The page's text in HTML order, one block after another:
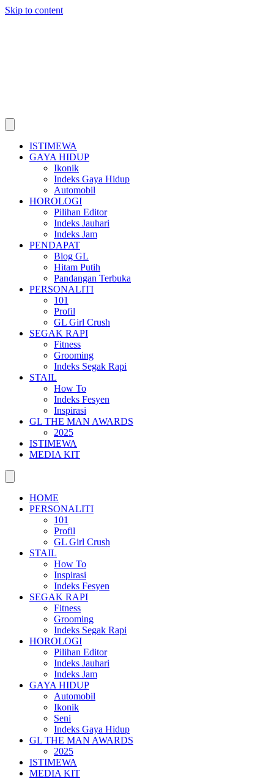
Skip to content
ISTIMEWA
GAYA HIDUP
Ikonik
Indeks Gaya Hidup
Automobil
HOROLOGI
Pilihan Editor
Indeks Jauhari
Indeks Jam
PENDAPAT
Blog GL
Hitam Putih
Pandangan Terbuka
PERSONALITI
101
Profil
GL Girl Crush
SEGAK RAPI
Fitness
Grooming
Indeks Segak Rapi
STAIL
How To
Indeks Fesyen
Inspirasi
GL THE MAN AWARDS
2025
ISTIMEWA
MEDIA KIT
HOME
PERSONALITI
101
Profil
GL Girl Crush
STAIL
How To
Inspirasi
Indeks Fesyen
SEGAK RAPI
Fitness
Grooming
Indeks Segak Rapi
HOROLOGI
Pilihan Editor
Indeks Jauhari
Indeks Jam
GAYA HIDUP
Automobil
Ikonik
Seni
Indeks Gaya Hidup
GL THE MAN AWARDS
2025
ISTIMEWA
MEDIA KIT